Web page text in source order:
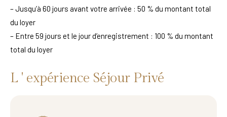
– Jusqu’à 60 jours avant votre arrivée : 50 % du montant total
du loyer
– Entre 59 jours et le jour d’enregistrement : 100 % du montant
total du loyer
L ' expérience Séjour Privé